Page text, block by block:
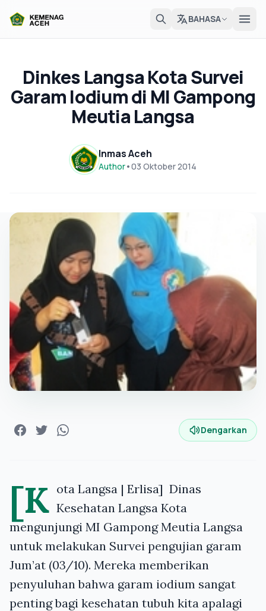
BAHASA
Dinkes Langsa Kota Survei
Garam Iodium di MI Gampong
Meutia Langsa
Inmas Aceh
Author•03 Oktober 2014
Dengarkan
[K ota Langsa | Erlisa] Dinas
Kesehatan Langsa Kota
mengunjungi MI Gampong Meutia Langsa
untuk melakukan Survei pengujian garam
Jum’at (03/10). Mereka memberikan
penyuluhan bahwa garam iodium sangat
penting bagi kesehatan tubuh kita apalagi